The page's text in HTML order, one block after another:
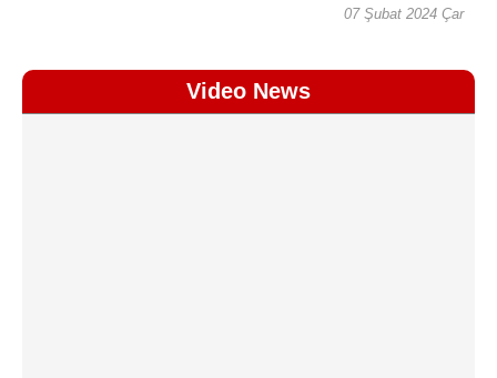
07 Şubat 2024 Çar
Video News